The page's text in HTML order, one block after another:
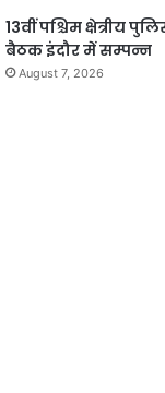
13वीं पश्चिम क्षेत्रीय
बैठक इंदौर में सम्पन्न
August 7, 2026